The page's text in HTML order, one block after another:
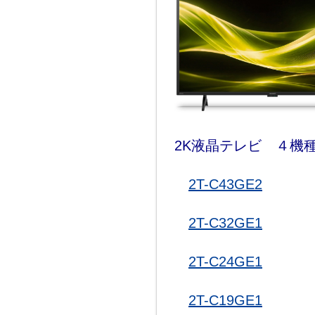
2K液晶テレビ ４機
2T-C43GE2
2T-C32GE1
2T-C24GE1
2T-C19GE1